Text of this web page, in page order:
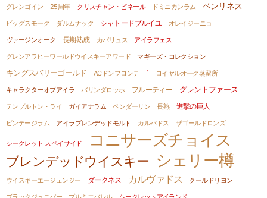
グレンゴイン
25周年 クリスチャン・ビネール ドミニカンラム ベンリネス
ビッグスモーク ダルムナック シャトードブルイユ
オレイジーニョ
ヴァージンオーク
長期熟成 カバリュス
アイラフェス
グレンアラヒーワールドウイスキーアワード
マギーズ・コレクション
キングスバリーゴールド ACドンフロンテ `
ロイヤルオーク蒸留所
キャラクターオブアイラ
バリンダロッホ フルーティー グレントファース
テンプルトン・ライ ガイアナラム ペンダーリン 長熟 進撃の巨人
ビンテージラム アイラブレンデッドモルト カルバドス ザゴールドロンズ
シークレット スペイサイド コニサーズチョイス
ブレンデッドウイスキー シェリー樽
ウイスキーエージェンジー ダークネス カルヴァドス
クールドリヨン